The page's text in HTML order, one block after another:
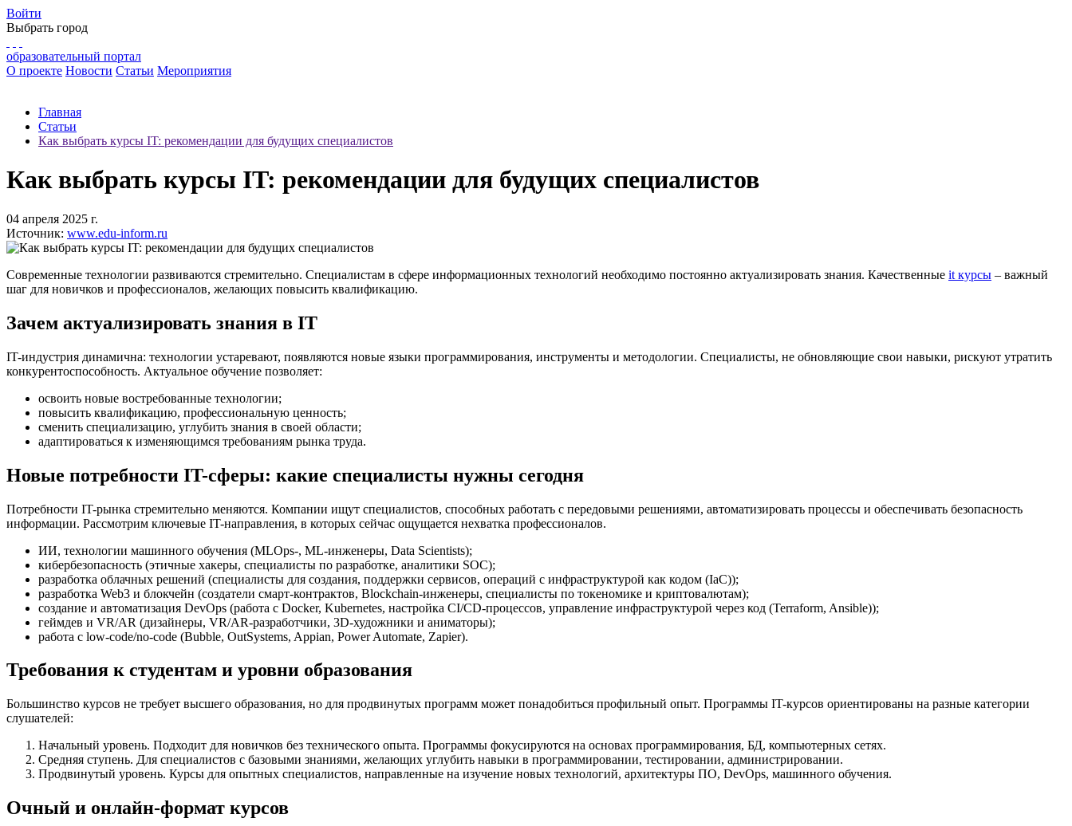
Войти
Выбрать город
образовательный портал
О проекте Новости Статьи Мероприятия
Главная
Статьи
Как выбрать курсы IT: рекомендации для будущих специалистов
Как выбрать курсы IT: рекомендации для будущих специалистов
04 апреля 2025 г.
Источник: www.edu-inform.ru
Современные технологии развиваются стремительно. Специалистам в сфере информационных технологий необходимо постоянно актуализировать знания. Качественные it курсы – важный
шаг для новичков и профессионалов, желающих повысить квалификацию.
Зачем актуализировать знания в IT
IT-индустрия динамична: технологии устаревают, появляются новые языки программирования, инструменты и методологии. Специалисты, не обновляющие свои навыки, рискуют утратить
конкурентоспособность. Актуальное обучение позволяет:
освоить новые востребованные технологии;
повысить квалификацию, профессиональную ценность;
сменить специализацию, углубить знания в своей области;
адаптироваться к изменяющимся требованиям рынка труда.
Новые потребности IT-сферы: какие специалисты нужны сегодня
Потребности IT-рынка стремительно меняются. Компании ищут специалистов, способных работать с передовыми решениями, автоматизировать процессы и обеспечивать безопасность
информации. Рассмотрим ключевые IT-направления, в которых сейчас ощущается нехватка профессионалов.
ИИ, технологии машинного обучения (MLOps-, ML-инженеры, Data Scientists);
кибербезопасность (этичные хакеры, специалисты по разработке, аналитики SOC);
разработка облачных решений (специалисты для создания, поддержки сервисов, операций с инфраструктурой как кодом (IaC));
разработка Web3 и блокчейн (создатели смарт-контрактов, Blockchain-инженеры, специалисты по токеномике и криптовалютам);
создание и автоматизация DevOps (работа с Docker, Kubernetes, настройка CI/CD-процессов, управление инфраструктурой через код (Terraform, Ansible));
геймдев и VR/AR (дизайнеры, VR/AR-разработчики, 3D-художники и аниматоры);
работа с low-code/no-code (Bubble, OutSystems, Appian, Power Automate, Zapier).
Требования к студентам и уровни образования
Большинство курсов не требует высшего образования, но для продвинутых программ может понадобиться профильный опыт. Программы IT-курсов ориентированы на разные категории
слушателей:
Начальный уровень. Подходит для новичков без технического опыта. Программы фокусируются на основах программирования, БД, компьютерных сетях.
Средняя ступень. Для специалистов с базовыми знаниями, желающих углубить навыки в программировании, тестировании, администрировании.
Продвинутый уровень. Курсы для опытных специалистов, направленные на изучение новых технологий, архитектуры ПО, DevOps, машинного обучения.
Очный и онлайн-формат курсов